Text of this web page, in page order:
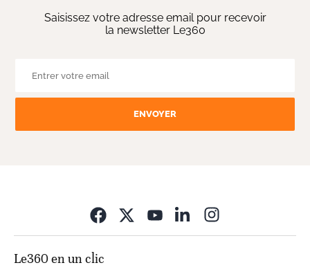
Saisissez votre adresse email pour recevoir
la newsletter Le360
ENVOYER
Le360 en un clic